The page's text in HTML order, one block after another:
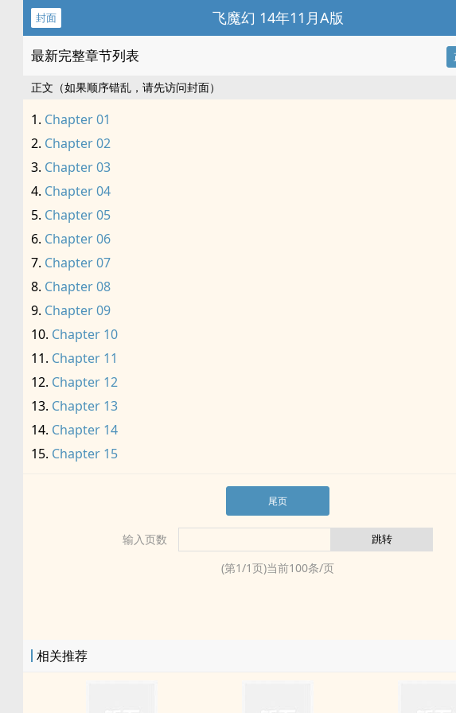
封面 飞魔幻 14年11月A版
最新完整章节列表
正文（如果顺序错乱，请先访问封面）
Chapter 01
Chapter 02
Chapter 03
Chapter 04
Chapter 05
Chapter 06
Chapter 07
Chapter 08
Chapter 09
Chapter 10
Chapter 11
Chapter 12
Chapter 13
Chapter 14
Chapter 15
尾页
输入页数
(第1/1页)当前100条/页
相关推荐